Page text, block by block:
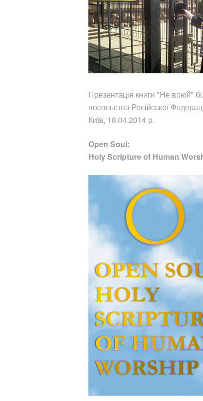
Презентація книги "Не воюй"
посольства Російської
Київ, 18.04.2014 р.
Open Soul:
Holy Scripture of Human